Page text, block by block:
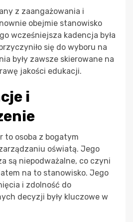
z zaangażowania i
obejmie stanowisko
wcześniejsza kadencja była
się do wyboru na
były zawsze skierowane na
jakości edukacji.
i
to osoba z bogatym
oświatą. Jego
są niepodważalne, co czyni
na to stanowisko. Jego
i zdolność do
decyzji były kluczowe w